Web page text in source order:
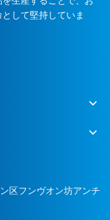
して堅持していま
区フンヴオン坊アンチ